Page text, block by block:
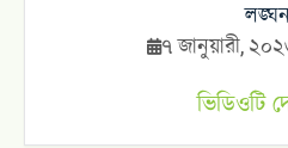
৭ জানুয়ারী,
ভিডিওটি